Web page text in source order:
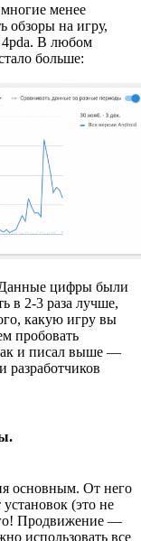
менее
обзоры на игру,
4pda. В любом
больше:
Данные цифры были
в 2-3 раза лучше,
какую игру вы
пробовать
и писал выше —
разработчиков
основным. От него
(это не
Продвижение —
использовать все